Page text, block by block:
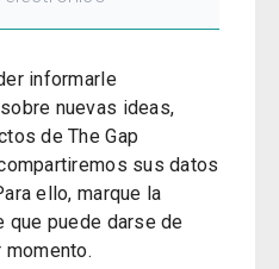
informarle
nuevas ideas,
de The Gap
sus datos
ello, marque la
que puede darse de
momento.